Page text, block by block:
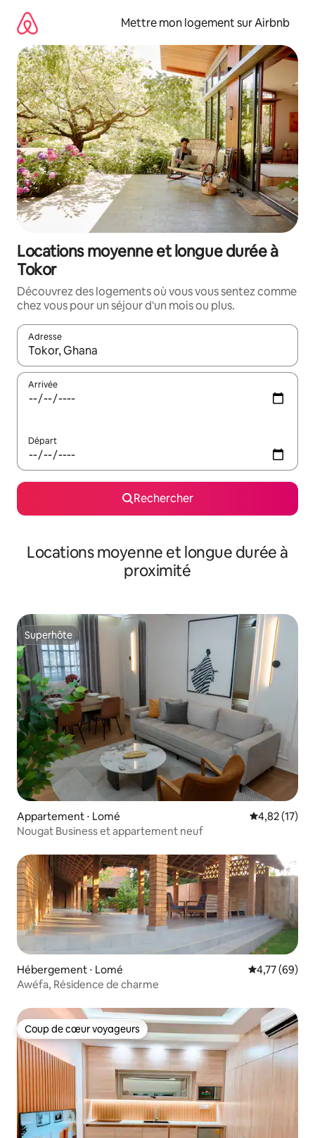
directement
contenu
Mettre mon logement sur Airbnb
Locations moyenne et longue durée à
Tokor
Découvrez des logements où vous vous sentez comme
chez vous pour un séjour d'un mois ou plus.
Adresse
Lorsque les résultats s'affichent, utilisez les flèches vers le
Arrivée
Départ
Rechercher
Locations moyenne et longue durée à
proximité
Superhôte
Superhôte
Appartement ⋅ Lomé Évaluation
4,82 (17)
Nougat Business et appartement neuf
Hébergement ⋅ Lomé Évaluation
4,77 (69)
Awéfa, Résidence de charme
Coup de cœur voyageurs
Coup de cœur voyageurs